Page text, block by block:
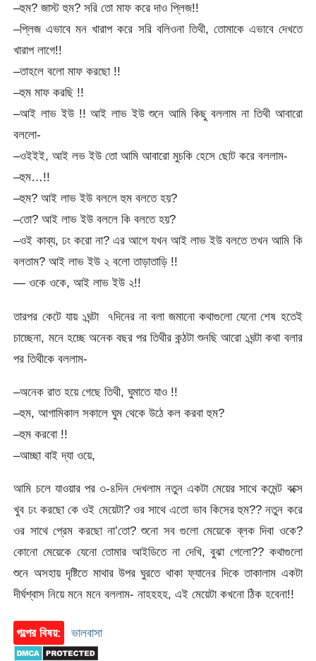
–হুম? জাস্ট হুম? সরি তো মাফ করে দাও প্লিজ!!
–প্লিজ এভাবে মন খারাপ করে সরি বলিওনা তিথী, তোমাকে এভাবে দেখতে
খারাপ লাগে!!
–তাহলে বলো মাফ করছো !!
–হুম মাফ করছি !!
–আই লাভ ইউ !! আই লাভ ইউ শুনে আমি কিছু বললাম না তিথী আবারো
বললো-
–ওইইই, আই লভ ইউ তো আমি আবারো মুচকি হেসে ছোট করে বললাম-
–হুম…!!
–হুম? আই লাভ ইউ বললে হুম বলতে হয়?
–তো? আই লাভ ইউ বললে কি বলতে হয়?
–ওই কাব্য, ঢং করো না? এর আগে যখন আই লাভ ইউ বলতে তখন আমি কি
বলতাম? আই লাভ ইউ ২ বলো তাড়াতাড়ি !!
— ওকে ওকে, আই লাভ ইউ ২!!
তারপর কেটে যায় ১ঘন্টা ৭দিনের না বলা জমানো কথাগুলো যেনো শেষ হতেই
চাচ্ছেনা, মনে হচ্ছে অনেক বছর পর তিথীর কন্ঠটা শুনছি আরো ১ঘন্টা কথা বলার
পর তিথীকে বললাম-
–অনেক রাত হয়ে গেছে তিথী, ঘুমাতে যাও !!
–হুম, আগামিকাল সকালে ঘুম থেকে উঠে কল করবা হুম?
–হুম করবো !!
–আচ্ছা বাই দ্যা ওয়ে,
আমি চলে যাওয়ার পর ৩-৪দিন দেখলাম নতুন একটা মেয়ের সাথে কমেন্ট বক্সে
খুব ঢং করছো কে ওই মেয়েটা? ওর সাথে এতো ভাব কিসের হুম?? নতুন করে
ওর সাথে প্রেম করছো না’তো? শুনো সব গুলো মেয়েকে ব্লক দিবা ওকে?
কোনো মেয়েকে যেনো তোমার আইডিতে না দেখি, বুঝা গেলো?? কথাগুলো
শুনে অসহায় দৃষ্টিতে মাথার উপর ঘুরতে থাকা ফ্যানের দিকে তাকালাম একটা
দীর্ঘশ্বাস নিয়ে মনে মনে বললাম- নাহহহহ, এই মেয়েটা কখনো ঠিক হবেনা!!
গল্পের বিষয়: ভালবাসা